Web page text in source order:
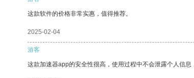
这款软件的价格非常实惠，值得推荐。
2025-02-04
游客
这款加速器app的安全性很高，使用过程中不会泄露个人信息